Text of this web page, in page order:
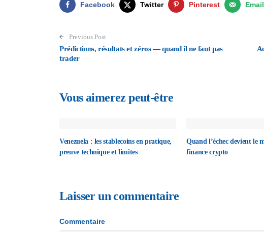
Facebook Twitter Pinterest Email
Post navigation
Previous Post
Prédictions, résultats et zéros — quand il ne faut pas
trader
Vous aimerez peut-être
Venezuela : les stablecoins en pratique,
preuve technique et limites
Quand l’échec devient le
finance crypto
Laisser un commentaire
Commentaire